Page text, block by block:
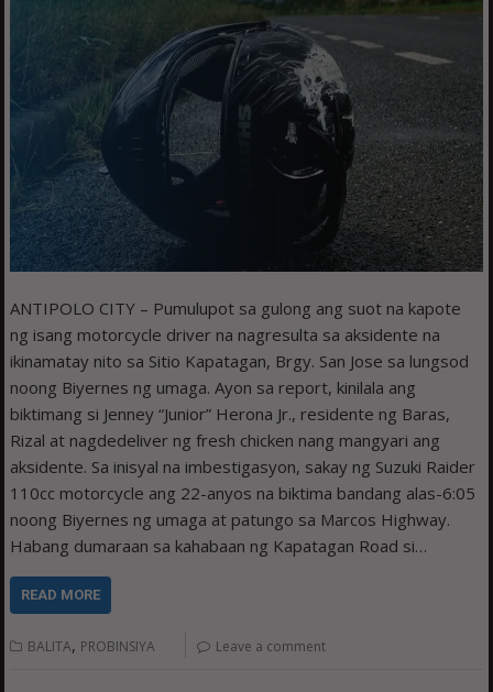
ANTIPOLO CITY – Pumulupot sa gulong ang suot na kapote
ng isang motorcycle driver na nagresulta sa aksidente na
ikinamatay nito sa Sitio Kapatagan, Brgy. San Jose sa lungsod
noong Biyernes ng umaga. Ayon sa report, kinilala ang
biktimang si Jenney “Junior” Herona Jr., residente ng Baras,
Rizal at nagdedeliver ng fresh chicken nang mangyari ang
aksidente. Sa inisyal na imbestigasyon, sakay ng Suzuki Raider
110cc motorcycle ang 22-anyos na biktima bandang alas-6:05
noong Biyernes ng umaga at patungo sa Marcos Highway.
Habang dumaraan sa kahabaan ng Kapatagan Road si…
READ MORE
BALITA, PROBINSIYA Leave a comment